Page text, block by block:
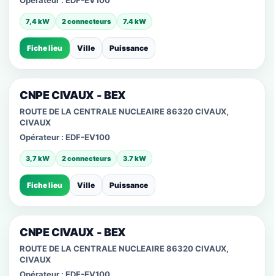
7,4 kW 2 connecteurs 7.4 kW
Fiche lieu Ville Puissance
CNPE CIVAUX - BEX
ROUTE DE LA CENTRALE NUCLEAIRE 86320 CIVAUX,
CIVAUX
Opérateur : EDF-EV100
3,7 kW 2 connecteurs 3.7 kW
Fiche lieu Ville Puissance
CNPE CIVAUX - BEX
ROUTE DE LA CENTRALE NUCLEAIRE 86320 CIVAUX,
CIVAUX